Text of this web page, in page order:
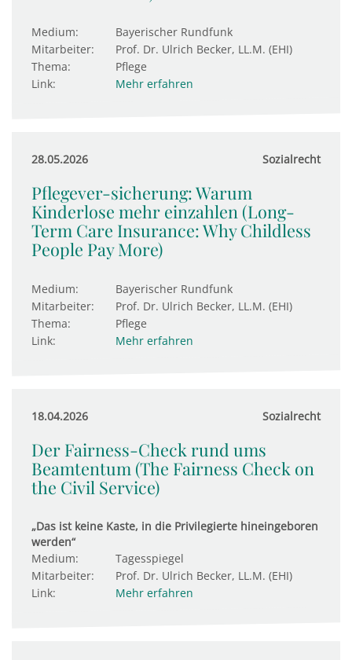
Medium:
Bayerischer Rundfunk
Mitarbeiter:
Prof. Dr. Ulrich Becker, LL.M. (EHI)
Thema:
Pflege
Link:
Mehr erfahren
28.05.2026 Sozialrecht
Pflegever-sicherung: Warum
Kinderlose mehr einzahlen (Long-
Term Care Insurance: Why Childless
People Pay More)
Medium:
Bayerischer Rundfunk
Mitarbeiter:
Prof. Dr. Ulrich Becker, LL.M. (EHI)
Thema:
Pflege
Link:
Mehr erfahren
18.04.2026 Sozialrecht
Der Fairness-Check rund ums
Beamtentum (The Fairness Check on
the Civil Service)
„Das ist keine Kaste, in die Privilegierte hineingeboren
werden“
Medium:
Tagesspiegel
Mitarbeiter:
Prof. Dr. Ulrich Becker, LL.M. (EHI)
Link:
Mehr erfahren